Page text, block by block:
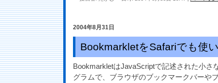
2004年8月31日
BookmarkletをSafariでも使
BookmarkletはJavaScriptで記述された小さ
グラムで、ブラウザのブックマークバーや